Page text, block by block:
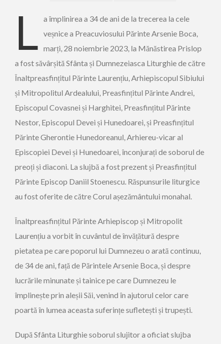
L a împlinirea a 34 de ani de la trecerea la cele
veșnice a Preacuviosului Părinte Arsenie Boca,
marți, 28 noiembrie 2023, la Mănăstirea Prislop
a fost săvârșită Sfânta și Dumnezeiasca Liturghie de către
Înaltpreasfințitul Părinte Laurențiu, Arhiepiscopul Sibiului
și Mitropolitul Ardealului, Preasfințitul Părinte Andrei,
Episcopul Covasnei și Harghitei, Preasfințitul Părinte
Nestor, Episcopul Devei și Hunedoarei, și Preasfințitul
Părinte Gherontie Hunedoreanul, Arhiereu-vicar al
Episcopiei Devei și Hunedoarei, înconjurați de soborul de
preoți și diaconi. La slujbă a fost prezent și Preasfințitul
Părinte Episcop Daniil Stoenescu. Răspunsurile liturgice
au fost oferite de către Corul așezământului monahal.
Înaltpreasfințitul Părinte Arhiepiscop și Mitropolit
Laurențiu a vorbit în cuvântul de învățătură despre
pietatea pe care poporul lui Dumnezeu o arată continuu,
de 34 de ani, față de Părintele Arsenie Boca, și despre
lucrările minunate și tainice pe care Dumnezeu le
împlinește prin aleșii Săi, venind în ajutorul celor care
poartă în lumea aceasta suferințe sufletești și trupești.
După Sfânta Liturghie soborul slujitor a oficiat slujba